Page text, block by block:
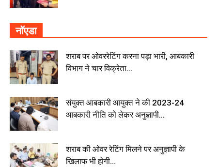
नॉएडा
शराब पर ओवररेटिंग करना पड़ा भारी, आबकारी
विभाग ने चार विक्रेता...
संयुक्त आबकारी आयुक्त ने की 2023-24
आबकारी नीति को लेकर अनुज्ञापी...
शराब की ओवर रेटिंग मिलने पर अनुज्ञापी के
खिलाफ भी होगी...